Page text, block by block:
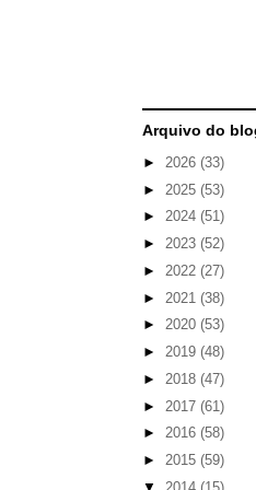
Arquivo do
► 2026 (33)
► 2025 (53)
► 2024 (51)
► 2023 (52)
► 2022 (27)
► 2021 (38)
► 2020 (53)
► 2019 (48)
► 2018 (47)
► 2017 (61)
► 2016 (58)
► 2015 (59)